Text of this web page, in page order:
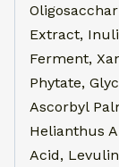
Extract,
Ferment,
Phytate,
Ascorbyl
Helianthus
Acid,